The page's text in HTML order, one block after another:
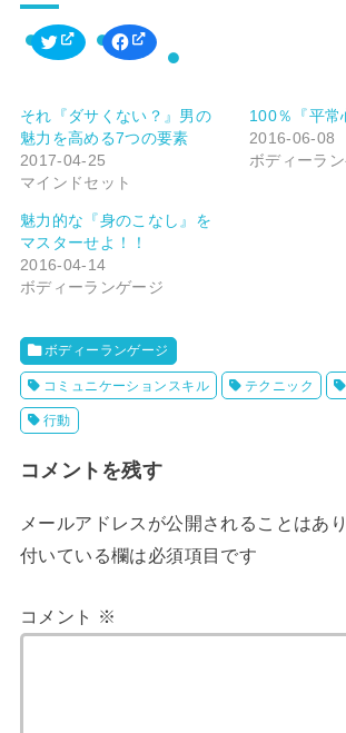
ク
リ
ッ
て
T
w
i
t
e
で
共
有
(
新
い
ド
ウ
で
開
き
ま
す
)
F
a
c
o
k
で
に
は
ク
リ
ク
し
さ
い
(
新
し
ド
ウ
き
ま
す
)
それ『ダサくない？』男の
魅力を高める7つの要素
2017-04-25
マインドセット
100％『平常
2016-06-08
ボディーラ
魅力的な『身のこなし』を
マスターせよ！！
2016-04-14
ボディーランゲージ
ボディーランゲージ
コミュニケーションスキル テクニック
行動
コメントを残す
メールアドレスが公開されることはあり
付いている欄は必須項目です
コメント ※